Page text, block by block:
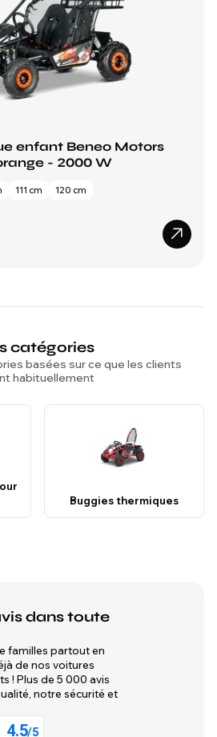
enfant Beneo Motors
- 2000 W
111 cm 120 cm
catégories
basées sur ce que les clients
habituellement
Buggies thermiques
dans toute
familles partout en
de nos voitures
! Plus de 5 000 avis
notre sécurité et